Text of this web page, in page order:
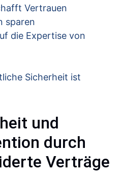
Vertrauen
sparen
die Expertise von
Sicherheit ist
und
durch
Verträge